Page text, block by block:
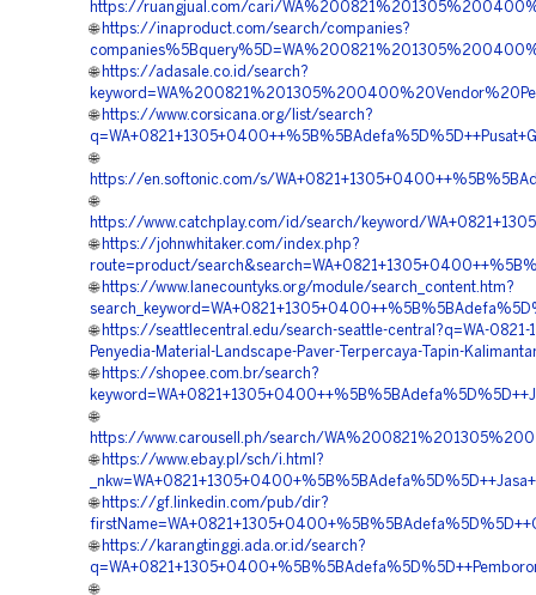
https://ruangjual.com/cari/
🌐 https://inaproduct.com/search/companies?
🌐 https://adasale.co.id/search?
🌐 https://www.corsicana.org/list/search?
🌐
https://en.softonic.com/s/
🌐
https://www.catchplay.com/id/search/keyword/
🌐 https://johnwhitaker.com/index.php?
route=product/
🌐 https://www.lanecountyks.org/module/search_content.htm?
🌐 https://seattlecentral.edu/search-seattle-central?q=WA-
Penyedia-Material-Landscape-Paver-Terpercaya-Tapin-
🌐 https://shopee.com.br/search?
🌐
https://www.carousell.ph/search/
🌐 https://www.ebay.pl/sch/i.html?
🌐 https://gf.linkedin.com/pub/dir?
🌐 https://karangtinggi.ada.or.id/search?
🌐